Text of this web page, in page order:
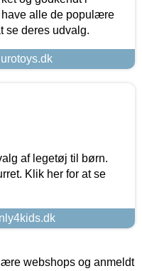
alle de populære
se deres udvalg.
af legetøj til børn.
Klik her for at se
webshops og anmeldt